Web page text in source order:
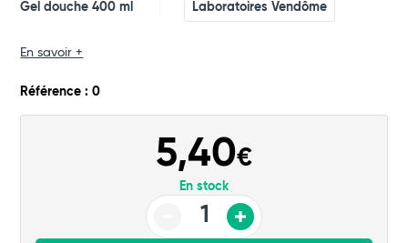
Total
Gel douche 400 ml Laboratoires Vendôme
En savoir +
Référence : 0
5,40€
En stock